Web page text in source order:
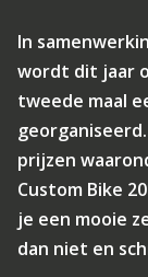
In
wordt dit jaar
tweede maal
prijzen
Custom Bike
je een mooie
dan niet en